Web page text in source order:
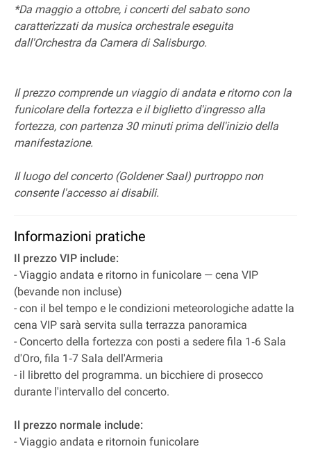
*Da maggio a ottobre, i concerti del sabato sono
caratterizzati da musica orchestrale eseguita
dall'Orchestra da Camera di Salisburgo.
Il prezzo comprende un viaggio di andata e ritorno con la
funicolare della fortezza e il biglietto d'ingresso alla
fortezza, con partenza 30 minuti prima dell'inizio della
manifestazione.
Il luogo del concerto (Goldener Saal) purtroppo non
consente l'accesso ai disabili.
Informazioni pratiche
Il prezzo VIP include:
- Viaggio andata e ritorno in funicolare — cena VIP
(bevande non incluse)
- con il bel tempo e le condizioni meteorologiche adatte la
cena VIP sarà servita sulla terrazza panoramica
- Concerto della fortezza con posti a sedere fila 1‐6 Sala
d'Oro, fila 1‐7 Sala dell'Armeria
- il libretto del programma. un bicchiere di prosecco
durante l'intervallo del concerto.
Il prezzo normale include:
- Viaggio andata e ritornoin funicolare